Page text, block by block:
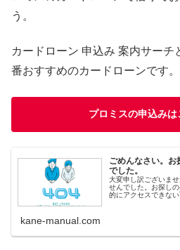
う。
カードローン 申込み 案内サーチ
番おすすめのカードローンです。
プロミスの申込みは
ごめんなさい。お
でした。
大変申し訳ございま
せんでした。お探し
的にアクセスできな
kane-manual.com